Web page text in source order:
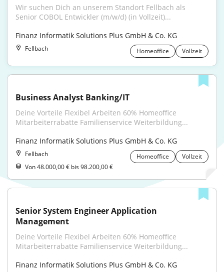
Wir suchen Dich an unserem Standort Fellbach als
Senior COBOL Entwickler (m/w/d) (in Vollzeit)...
Finanz Informatik Solutions Plus GmbH & Co. KG
Fellbach Homeoffice Vollzeit
Business Analyst Banking/IT
Deine Vorteile Flexibel Arbeiten 60% Homeoffice
Mitarbeiterrabatte Familienservice Weiterbildung...
Finanz Informatik Solutions Plus GmbH & Co. KG
Fellbach Homeoffice
Vollzeit
Von 48.000,00 € bis 98.200,00 €
Senior System Engineer Application
Management
Deine Vorteile Flexibel Arbeiten 60% Homeoffice
Mitarbeiterrabatte Familienservice Weiterbildung...
Finanz Informatik Solutions Plus GmbH & Co. KG